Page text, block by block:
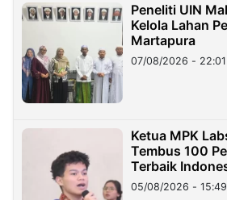
Peneliti UIN
Kelola Lahan
Martapura
07/08/2026 - 22:01
Ketua MPK
Tembus 100
Terbaik
05/08/2026 - 15:49